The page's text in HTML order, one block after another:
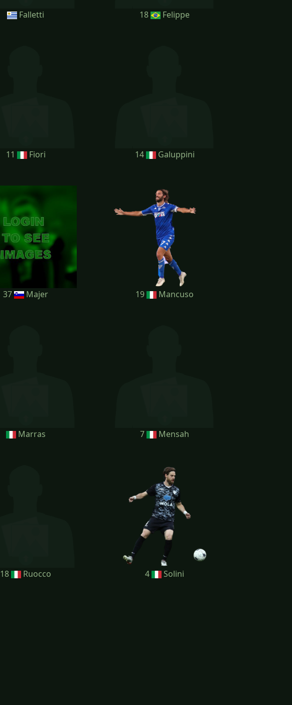
Falletti 18 Felippe
11 Fiori 14 Galuppini
37 Majer 19 Mancuso
Marras 7 Mensah
18 Ruocco 4 Solini